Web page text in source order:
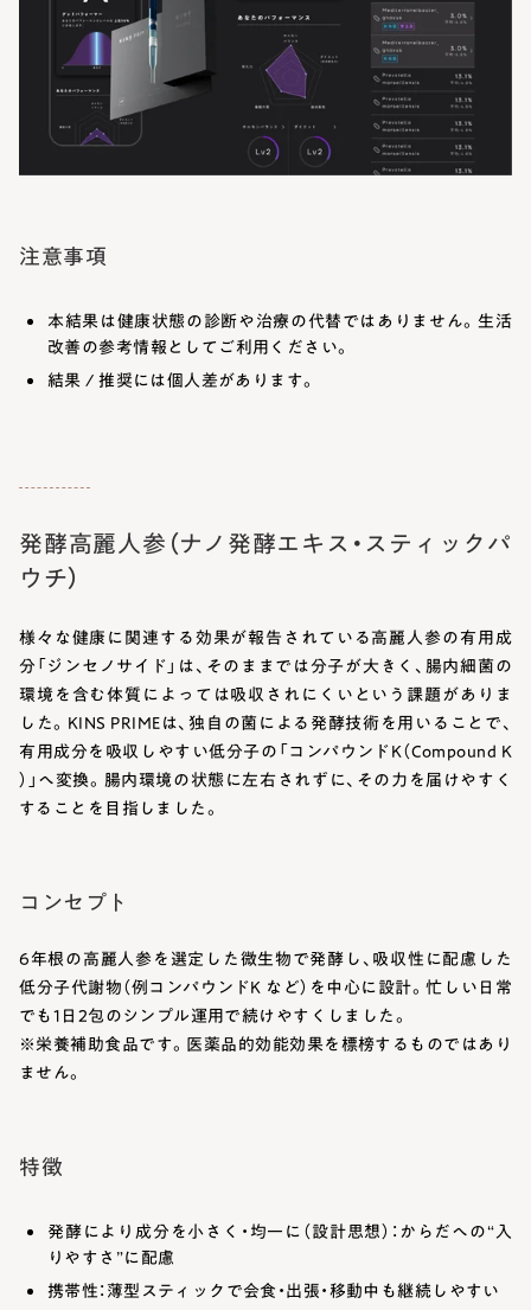
注意事項
本結果は健康状態の診断や治療の代替ではありません。生活
改善の参考情報としてご利用ください。
結果 / 推奨には個人差があります。
発酵高麗人参（ナノ発酵エキス・スティックパ
ウチ）
様々な健康に関連する効果が報告されている高麗人参の有用成
分「ジンセノサイド」は、そのままでは分子が大きく、腸内細菌の
環境を含む体質によっては吸収されにくいという課題がありま
した。KINS PRIMEは、独自の菌による発酵技術を用いることで、
有用成分を吸収しやすい低分子の「コンパウンドK（Compound K
）」へ変換。腸内環境の状態に左右されずに、その力を届けやすく
することを目指しました。
コンセプト
6年根の高麗人参を選定した微生物で発酵し、吸収性に配慮した
低分子代謝物（例コンパウンドK など）を中心に設計。忙しい日常
でも1日2包のシンプル運用で続けやすくしました。
※栄養補助食品です。医薬品的効能効果を標榜するものではあり
ません。
特徴
発酵により成分を小さく・均一に（設計思想）：からだへの“入
りやすさ”に配慮
携帯性：薄型スティックで会食・出張・移動中も継続しやすい